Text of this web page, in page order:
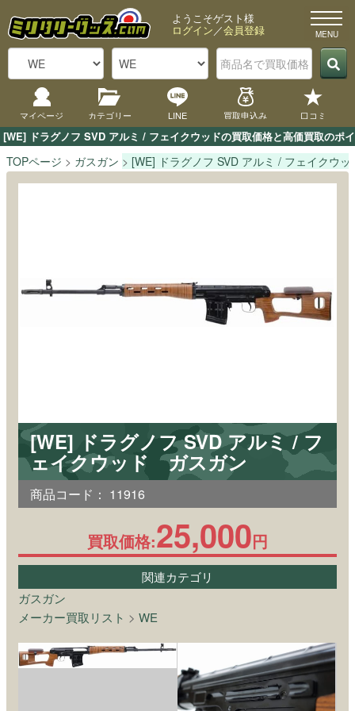
[WE] ドラグノフ SVD アルミ / フェイクウッドの買取価格と高価買取のポ
ようこそゲスト様
ログイン／会員登録
マイページ カテゴリー LINE 買取申込み 口コミ
TOPページ ガスガン [WE] ドラグノフ SVD アルミ / フェイクウッ
[WE] ドラグノフ SVD アルミ / フ
ェイクウッド ガスガン
商品コード： 11916
買取価格:25,000円
関連カテゴリ
ガスガン
メーカー買取リスト > WE